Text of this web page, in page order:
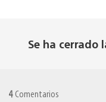
Se ha cerrado
4 Comentarios